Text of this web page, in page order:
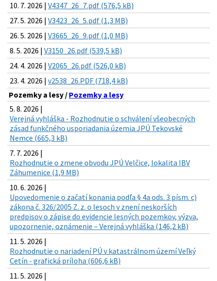
10. 7. 2026 | V4347_26_7.pdf (576,5 kB)
27. 5. 2026 | V3423_26_5.pdf (1,3 MB)
26. 5. 2026 | V3665_26_9.pdf (1,0 MB)
8. 5. 2026 | V3150_26.pdf (539,5 kB)
24. 4. 2026 | V2065_26.pdf (526,0 kB)
23. 4. 2026 | v2538_26.PDF (718,4 kB)
Pozemky a lesy / Pozemky a lesy
5. 8. 2026 |
Verejná vyhláška - Rozhodnutie o schválení všeobecných
zásad funkčného usporiadania územia JPÚ Tekovské
Nemce (665,3 kB)
7. 7. 2026 |
Rozhodnutie o zmene obvodu JPÚ Velčice, lokalita IBV
Záhumenice (1,9 MB)
10. 6. 2026 |
Upovedomenie o začatí konania podľa § 4a ods. 3 písm. c)
zákona č. 326/2005 Z. z. o lesoch v znení neskorších
predpisov o zápise do evidencie lesných pozemkov, výzva,
upozornenie, oznámenie – Verejná vyhláška (146,2 kB)
11. 5. 2026 |
Rozhodnutie o nariadení PÚ v katastrálnom území Veľký
Cetín - grafická príloha (606,6 kB)
11. 5. 2026 |